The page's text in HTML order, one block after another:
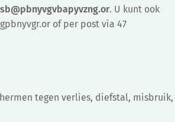
. U kunt ook
of per post via 47
tegen verlies, diefstal, misbruik,